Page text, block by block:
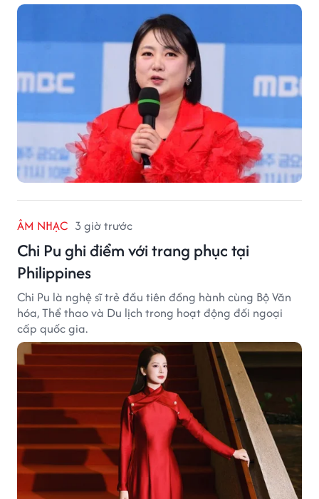
ÂM NHẠC 3 giờ trước
Chi Pu ghi điểm với trang phục tại
Philippines
Chi Pu là nghệ sĩ trẻ đầu tiên đồng hành cùng Bộ Văn
hóa, Thể thao và Du lịch trong hoạt động đối ngoại
cấp quốc gia.